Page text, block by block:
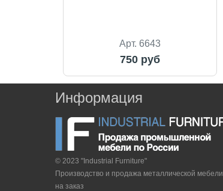
Арт. 6643
750 руб
Информация
© 2023 "Industrial Furniture"
Производство и продажа металлической
на заказ